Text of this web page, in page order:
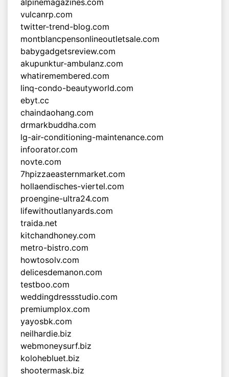
alpinemagazines.com
vulcanrp.com
twitter-trend-blog.com
montblancpensonlineoutletsale.com
babygadgetsreview.com
akupunktur-ambulanz.com
whatiremembered.com
linq-condo-beautyworld.com
ebyt.cc
chaindaohang.com
drmarkbuddha.com
lg-air-conditioning-maintenance.com
infoorator.com
novte.com
7hpizzaeasternmarket.com
hollaendisches-viertel.com
proengine-ultra24.com
lifewithoutlanyards.com
traida.net
kitchandhoney.com
metro-bistro.com
howtosolv.com
delicesdemanon.com
testboo.com
weddingdressstudio.com
premiumplox.com
yayosbk.com
neilhardie.biz
webmoneysurf.biz
kolohebluet.biz
shootermask.biz